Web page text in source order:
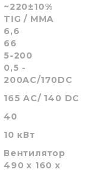
~220±10%
TIG / MMA
6,6
66
5-200
0,5 -
200AC/170DC
165 AC/ 140 DC
40
10 кВт
Вентилятор
490 х 160 х